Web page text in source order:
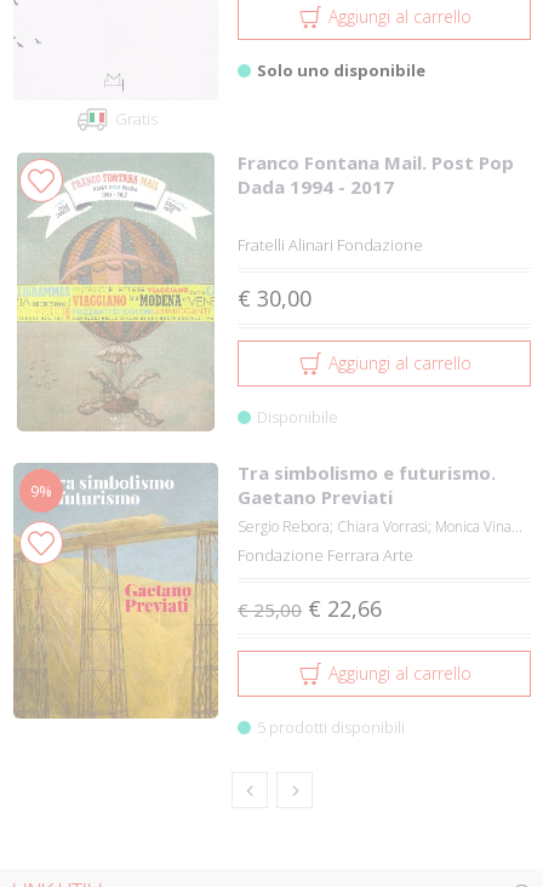
Gratis
Aggiungi al carrello
Solo uno disponibile
Franco Fontana Mail. Post Pop
Dada 1994 - 2017
Fratelli Alinari Fondazione
€ 30,00
Aggiungi al carrello
Disponibile
9%
Tra simbolismo e futurismo.
Gaetano Previati
Sergio Rebora; Chiara Vorrasi; Monica Vina...
Fondazione Ferrara Arte
€ 25,00 € 22,66
Aggiungi al carrello
5 prodotti disponibili